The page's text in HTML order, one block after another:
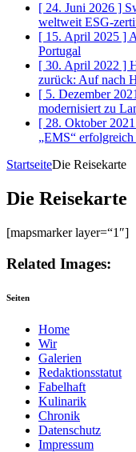
[ 24. Juni 2026 ]
weltweit ESG-
[ 15. April 2025 ]
Portugal
[ 30. April 2022 ]
zurück: Auf nach
[ 5. Dezember
modernisiertzu
[ 28. Oktober
„EMS“
StartseiteDie Reisekarte
Die Reisekarte
[mapsmarker layer=“1″]
Related Images:
Seiten
Home
Wir
Galerien
Redaktionsstatut
Fabelhaft
Kulinarik
Chronik
Datenschutz
Impressum